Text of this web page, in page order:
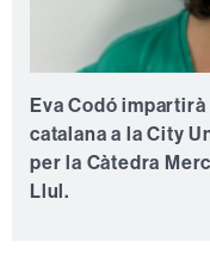
Eva Codó
catalana a la City
per la Càtedra
Llul.